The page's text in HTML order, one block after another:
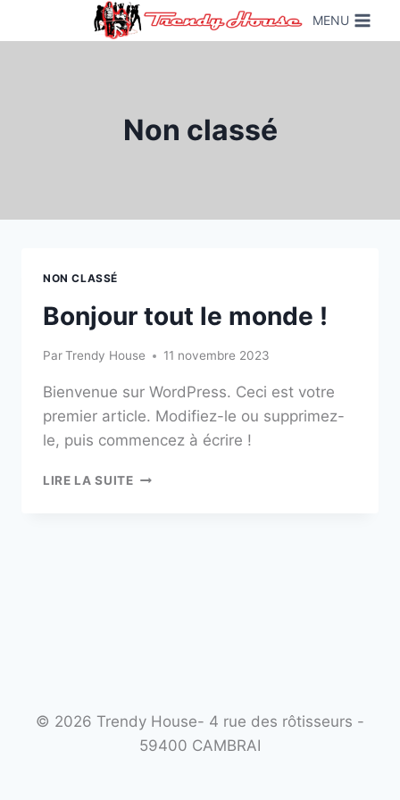
MENU
Non classé
NON CLASSÉ
Bonjour tout le monde !
ParTrendy House 11 novembre 2023
Bienvenue sur WordPress. Ceci est votre
premier article. Modifiez-le ou supprimez-
le, puis commencez à écrire !
LIRE LA SUITEBONJOUR
© 2026 Trendy House- 4 rue des rôtisseurs -
59400 CAMBRAI